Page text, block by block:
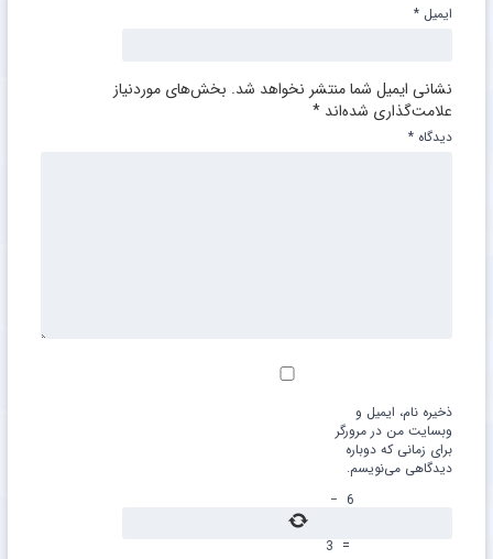
نشانی ایمیل شما منتشر نخواهد شد. بخش‌های موردنیاز
علامت‌گذاری شده‌اند *
دیدگاه *
ایمیل *
ذخیره نام، ایمیل و
وبسایت من در مرورگر
برای زمانی که دوباره
دیدگاهی می‌نویسم.
6
−
=
3